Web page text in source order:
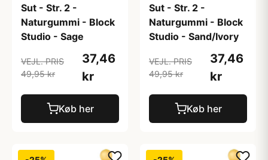
Sut - Str. 2 -
Naturgummi - Block
Studio - Sage
VEJL. PRIS
49,95 kr
37,46
kr
Køb her
Sut - Str. 2 -
Naturgummi - Block
Studio - Sand/Ivory
VEJL. PRIS
49,95 kr
37,46
kr
Køb her